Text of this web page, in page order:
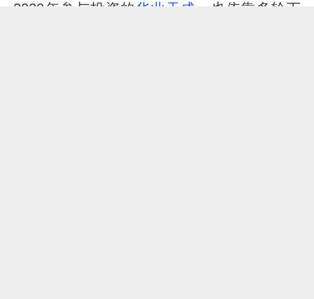
2020年参与投资的华业天成
，也依靠多轮下